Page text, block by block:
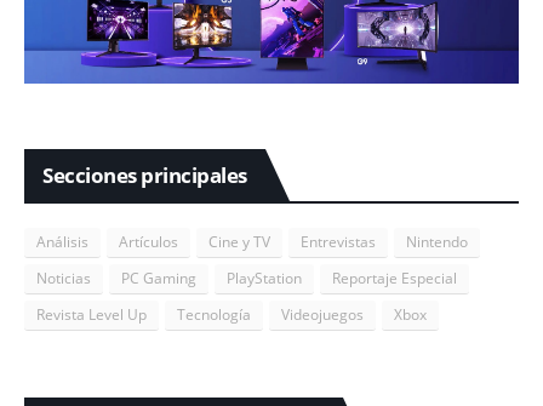
Secciones principales
Análisis Artículos Cine y TV Entrevistas
Nintendo
Noticias
PC Gaming PlayStation
Reportaje Especial
Revista Level Up
Tecnología Videojuegos Xbox